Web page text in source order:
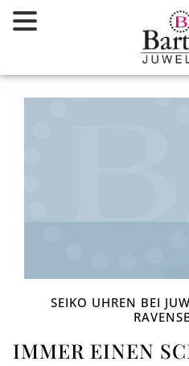
Inhalt
SEIKO UHREN BEI
IMMER EINEN